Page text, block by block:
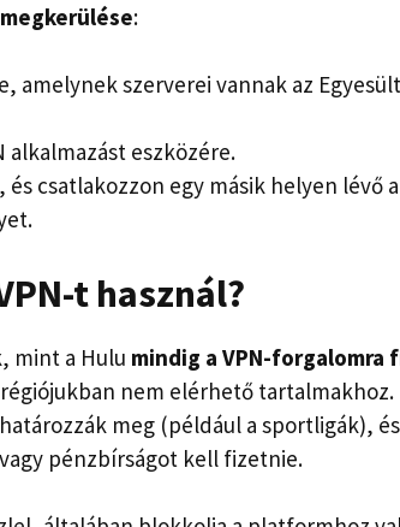
:
amelynek szerverei vannak az
alkalmazást eszközére.
és csatlakozzon egy másik helyen lévő
t használ?
mint a Hulu mindig a VPN-forgalomra
nem elérhető tartalmakhoz.
meg (például a sportligák),
pénzbírságot kell fizetnie.